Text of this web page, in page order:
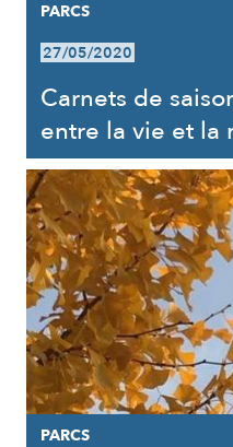
PARCS
27/05/2020
Carnets de
entre la vie et la
PARCS